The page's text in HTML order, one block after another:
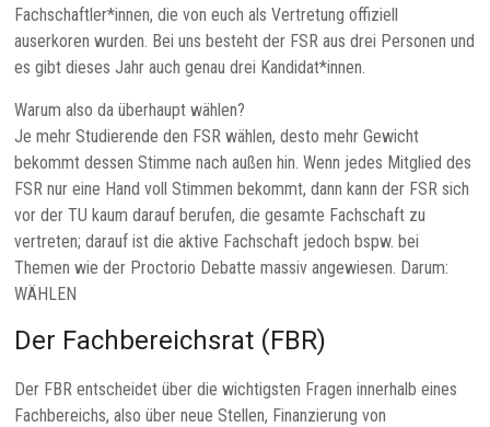
Fachschaftler*innen, die von euch als Vertretung offiziell
auserkoren wurden. Bei uns besteht der FSR aus drei Personen und
es gibt dieses Jahr auch genau drei Kandidat*innen.
Warum also da überhaupt wählen?
Je mehr Studierende den FSR wählen, desto mehr Gewicht
bekommt dessen Stimme nach außen hin. Wenn jedes Mitglied des
FSR nur eine Hand voll Stimmen bekommt, dann kann der FSR sich
vor der TU kaum darauf berufen, die gesamte Fachschaft zu
vertreten; darauf ist die aktive Fachschaft jedoch bspw. bei
Themen wie der Proctorio Debatte massiv angewiesen. Darum:
WÄHLEN
Der Fachbereichsrat (FBR)
Der FBR entscheidet über die wichtigsten Fragen innerhalb eines
Fachbereichs, also über neue Stellen, Finanzierung von